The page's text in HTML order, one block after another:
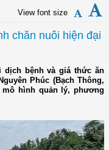
View font size
chăn nuôi hiện đại
dịch bệnh và giá thức ăn
Phúc (Bạch Thông,
mô hình quản lý, phương